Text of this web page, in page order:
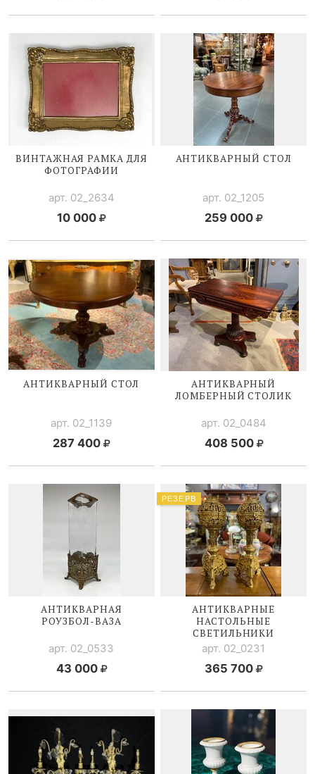
ВИНТАЖНАЯ РАМКА ДЛЯ
ФОТОГРАФИИ
арт. 02_2634
10 000
АНТИКВАРНЫЙ СТОЛ
арт. 02_1205
259 000
АНТИКВАРНЫЙ СТОЛ
арт. 02_1139
287 400
АНТИКВАРНЫЙ
ЛОМБЕРНЫЙ СТОЛИК
арт. 02_0484
408 500
АНТИКВАРНАЯ
РОУЗБОЛ-ВАЗА
арт. 02_0533
43 000
АНТИКВАРНЫЕ
НАСТОЛЬНЫЕ
СВЕТИЛЬНИКИ
арт. 02_0231
365 700
РЕЗЕРВ